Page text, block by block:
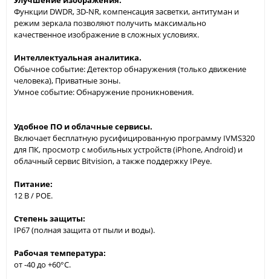
Функции DWDR, 3D-NR, компенсация засветки, антитуман и
режим зеркала позволяют получить максимально
качественное изображение в сложных условиях.
Интеллектуальная аналитика.
Обычное событие: Детектор обнаружения (только движение
человека), Приватные зоны.
Умное событие: Обнаружение проникновения.
Удобное ПО и облачные сервисы.
Включает бесплатную русифицированную программу IVMS320
для ПК, просмотр с мобильных устройств (iPhone, Android) и
облачный сервис Bitvision, а также поддержку IPeye.
Питание:
12 В / POE.
Степень защиты:
IP67 (полная защита от пыли и воды).
Рабочая температура:
от -40 до +60°С.